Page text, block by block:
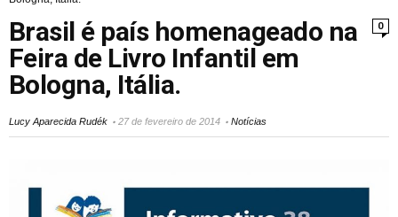
0
Brasil é país homenageado na
Feira de Livro Infantil em
Bologna, Itália.
Lucy Aparecida Rudék 27 de fevereiro de 2014 Notícias